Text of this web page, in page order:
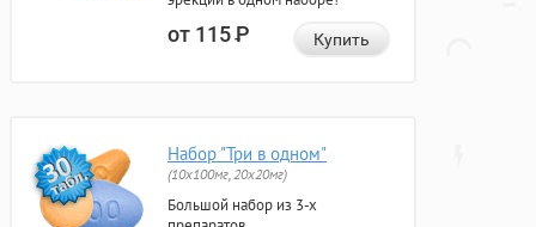
от 115Р Купить
Набор "Три в одном"
(10x100мг, 20x20мг)
Большой набор из 3-х